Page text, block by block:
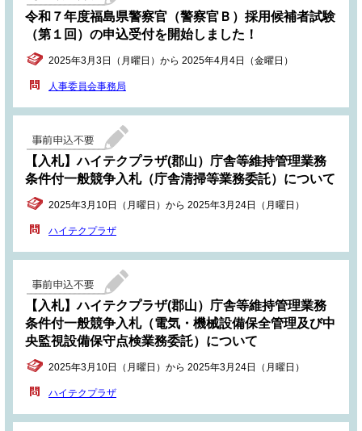
令和７年度福島県警察官（警察官Ｂ）採用候補者試験
（第１回）の申込受付を開始しました！
2025年3月3日（月曜日）から 2025年4月4日（金曜日）
人事委員会事務局
【入札】ハイテクプラザ(郡山）庁舎等維持管理業務
条件付一般競争入札（庁舎清掃等業務委託）について
2025年3月10日（月曜日）から 2025年3月24日（月曜日）
ハイテクプラザ
【入札】ハイテクプラザ(郡山）庁舎等維持管理業務
条件付一般競争入札（電気・機械設備保全管理及び中
央監視設備保守点検業務委託）について
2025年3月10日（月曜日）から 2025年3月24日（月曜日）
ハイテクプラザ